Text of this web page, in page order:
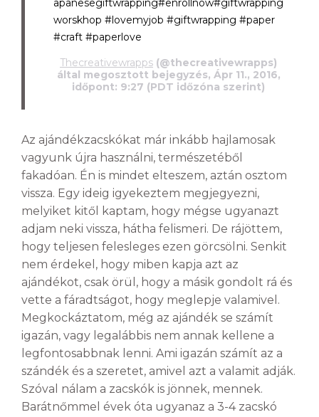
apanesegiftwrapping#enrollnow#giftwrapping
worskhop #lovemyjob #giftwrapping #paper
#craft #paperlove
Thecreativewrapps (@thecreativewrapps)
által megosztott bejegyzés, Ápr 11., 2016,
időpont: 9:27 (PDT időzóna szerint)
Az ajándékzacskókat már inkább hajlamosak
vagyunk újra használni, természetéből
fakadóan. Én is mindet elteszem, aztán osztom
vissza. Egy ideig igyekeztem megjegyezni,
melyiket kitől kaptam, hogy mégse ugyanazt
adjam neki vissza, hátha felismeri. De rájöttem,
hogy teljesen felesleges ezen görcsölni. Senkit
nem érdekel, hogy miben kapja azt az
ajándékot, csak örül, hogy a másik gondolt rá és
vette a fáradtságot, hogy meglepje valamivel.
Megkockáztatom, még az ajándék se számít
igazán, vagy legalábbis nem annak kellene a
legfontosabbnak lenni. Ami igazán számít az a
szándék és a szeretet, amivel azt a valamit adják.
Szóval nálam a zacskók is jönnek, mennek.
Barátnőmmel évek óta ugyanaz a 3-4 zacskó